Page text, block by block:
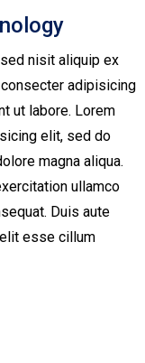
nisit aliquip ex
adipisicing
ut labore. Lorem
elit, sed do
magna aliqua.
ullamco
Duis aute
esse cillum